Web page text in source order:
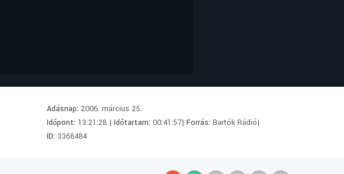
Adásnap:2006. március 25.
Időpont: 13:21:28 |Időtartam:00:41:57|Forrás:Bartók Rádió|
ID: 3368484